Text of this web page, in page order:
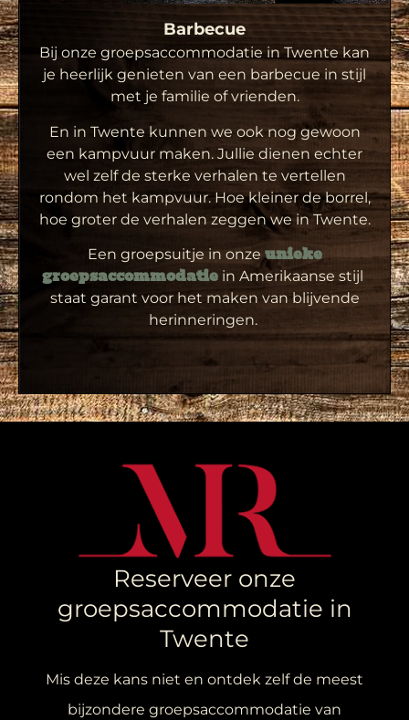
Barbecue
Bij onze groepsaccommodatie in Twente kan
je heerlijk genieten van een barbecue in stijl
met je familie of vrienden.
En in Twente kunnen we ook nog gewoon
een kampvuur maken. Jullie dienen echter
wel zelf de sterke verhalen te vertellen
rondom het kampvuur. Hoe kleiner de borrel,
hoe groter de verhalen zeggen we in Twente.
Een groepsuitje in onzeunieke
groepsaccommodatie in Amerikaanse stijl
staat garant voor het maken van blijvende
herinneringen.
Reserveer onze
groepsaccommodatie in
Twente
Mis deze kans niet en ontdek zelf de meest
bijzondere groepsaccommodatie van